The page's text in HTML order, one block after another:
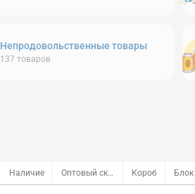
Непродовольственные товары
137 товаров
Наличие Оптовый склад Короб Блок